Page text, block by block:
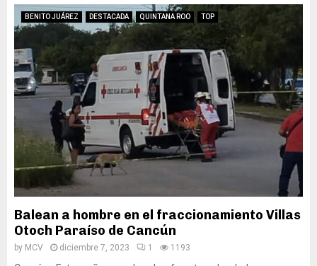
BENITO JUÁREZ DESTACADA QUINTANA ROO TOP
Balean a hombre en el fraccionamiento Villas
Otoch Paraíso de Cancún
by MCV diciembre 7, 2023 1 1193